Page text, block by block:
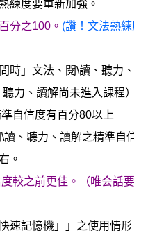
練度要重新加強。
分之100。 (讚！文法熟練度
時」文法、閱\讀、聽力、
力、讀解尚未進入課程）
自信度有百分80以上
、聽力、讀解之精準自信
。
較之前更佳。（唯会話要
速記憶機」」之使用情形。